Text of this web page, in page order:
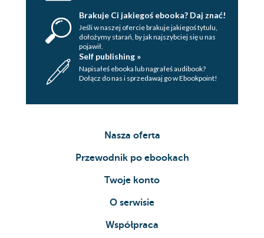
Ellie
Ian
Ian
Brakuje Ci jakiegoś ebooka? Daj znać!
Jeśli w naszej ofercie brakuje jakiegoś tytulu,
dołożymy starań, by jak najszybciej się u nas
pojawił.
Self publishing »
Napisałeś ebooka lub nagrałeś audibook?
Dołącz do nas i sprzedawaj go w Ebookpoint!
Nasza oferta
Przewodnik po ebookach
Twoje konto
O serwisie
Współpraca